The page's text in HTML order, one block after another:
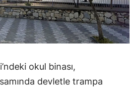
okul binası,
devletle trampa